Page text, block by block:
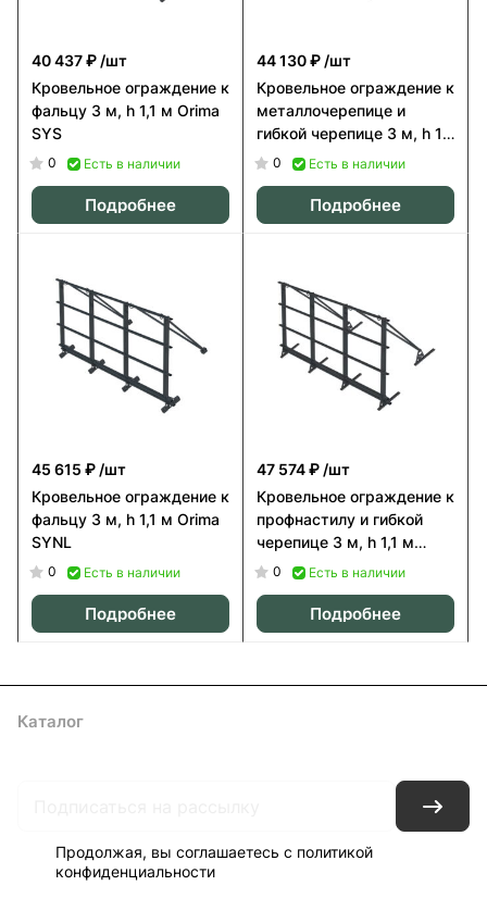
40 437 ₽ /шт
Кровельное ограждение к
фальцу 3 м, h 1,1 м Orima
SYS
0 Есть в наличии
Подробнее
44 130 ₽ /шт
Кровельное ограждение к
металлочерепице и
гибкой черепице 3 м, h 1,1
м Orima SYOL
0 Есть в наличии
Подробнее
45 615 ₽ /шт
Кровельное ограждение к
фальцу 3 м, h 1,1 м Orima
SYNL
0 Есть в наличии
Подробнее
47 574 ₽ /шт
Кровельное ограждение к
профнастилу и гибкой
черепице 3 м, h 1,1 м
Orima SYSL
0 Есть в наличии
Подробнее
Каталог
Продолжая, вы соглашаетесь с политикой
конфиденциальности